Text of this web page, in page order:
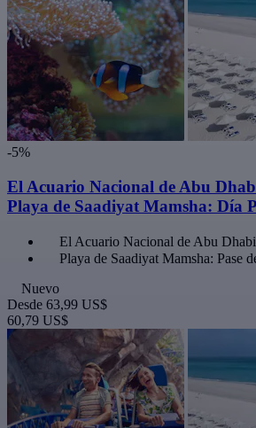
-5%
El Acuario Nacional de Abu
Playa de Saadiyat Mamsha: Día
El Acuario Nacional de Abu
Playa de Saadiyat Mamsha: Pase
Nuevo
Desde 63,99 US$
60,79 US$